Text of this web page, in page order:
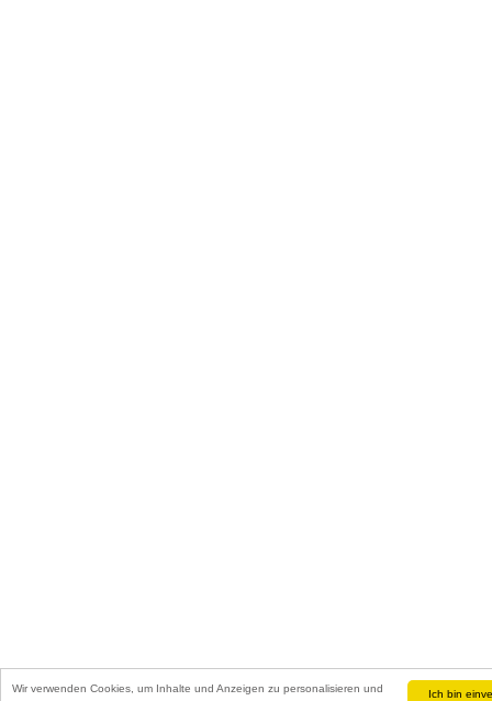
Ich bin
Wir verwenden Cookies, um Inhalte und Anzeigen zu personalisieren und